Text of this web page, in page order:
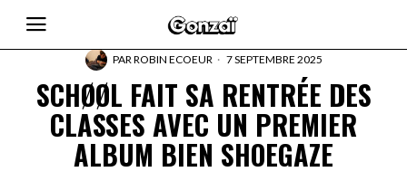
PARROBIN ECOEUR 7 SEPTEMBRE 2025
SCHØØL FAIT SA RENTRÉE DES
CLASSES AVEC UN PREMIER
ALBUM BIEN SHOEGAZE